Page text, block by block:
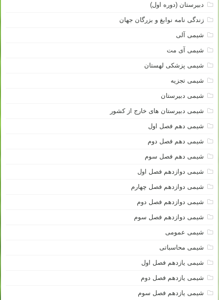
دبیرستان (دوره اول)
زندگی نامه نوابغ و بزرگان جهان
شیمی آلی
شیمی آی مت
شیمی پزشکی لهستان
شیمی تجزیه
شیمی دبیرستان
شیمی دبیرستان های خارج از کشور
شیمی دهم فصل اول
شیمی دهم فصل دوم
شیمی دهم فصل سوم
شیمی دوازدهم فصل اول
شیمی دوازدهم فصل چهارم
شیمی دوازدهم فصل دوم
شیمی دوازدهم فصل سوم
شیمی عمومی
شیمی محاسباتی
شیمی یازدهم فصل اول
شیمی یازدهم فصل دوم
شیمی یازدهم فصل سوم